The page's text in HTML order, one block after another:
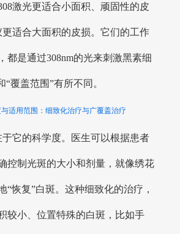
激光更适合小面积、顽固性的皮
更适合大面积的皮损。它们的工作
都是通过308nm的光来刺激黑素细
“覆盖范围”有所不同。
适用范围：细致化治疗与广覆盖治疗
于它的科学度。医生可以根据患者
控制光斑的大小和剂量，就像绣花
“恢复”白斑。这种细致化的治疗，
较小、位置特殊的白斑，比如手